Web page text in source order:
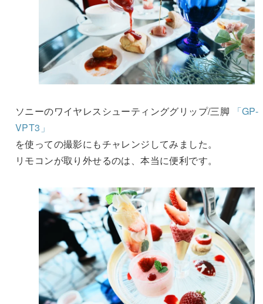
ソニーのワイヤレスシューティンググリップ/三脚
「GP-
VPT3」
を使っての撮影にもチャレンジしてみました。
リモコンが取り外せるのは、本当に便利です。